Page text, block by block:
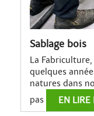
Sablage bois
La
quelques
natures dans
pas
EN LIRE